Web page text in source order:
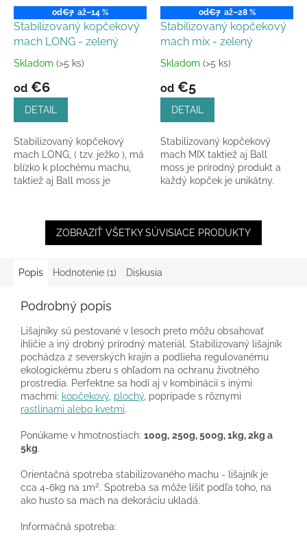
od€7 až–14 %
Stabilizovaný kopčekový
mach LONG - zelený
Priemerné
produktu
5
hviezdičiek.
Skladom (>5 ks)
od €6
DETAIL
Stabilizovaný kopčekový
mach LONG, ( tzv. ježko ), má
blízko k plochému machu,
taktiež aj Ball moss je
od€7 až–28 %
Stabilizovaný kopčekový
mach mix - zelený
Priemerné
produktu
5
hviezdičiek.
Skladom (>5 ks)
od €5
DETAIL
Stabilizovaný kopčekový
mach MIX taktiež aj Ball
moss je prírodný produkt a
každý kopček je unikátny.
ZOBRAZIŤ VŠETKY SÚVISIACE PRODUKTY
Popis Hodnotenie (1) Diskusia
Podrobný popis
Lišajníky sú pestované v lesoch preto môžu obsahovať
ihličie a iný drobný prírodný materiál. Stabilizovaný lišajník
pochádza z severských krajín a podlieha regulovanému
ekologickému zberu s ohľadom na ochranu životného
prostredia. Perfektne sa hodí aj v kombinácií s inými
machmi: kopčekový, plochý, poprípade s rôznymi
rastlinami alebo kvetmi.
Ponúkame v hmotnostiach: 100g, 250g, 500g, 1kg, 2kg a
5kg.
Orientačná spotreba stabilizovaného machu - lišajník je
cca 4-6kg na 1m2. Spotreba sa môže líšiť podľa toho, na
ako husto sa mach na dekoráciu ukladá.
Informačná spotreba: